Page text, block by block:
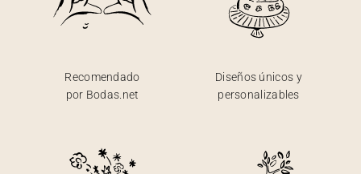
Recomendado
por Bodas.net
Diseños únicos y
personalizables